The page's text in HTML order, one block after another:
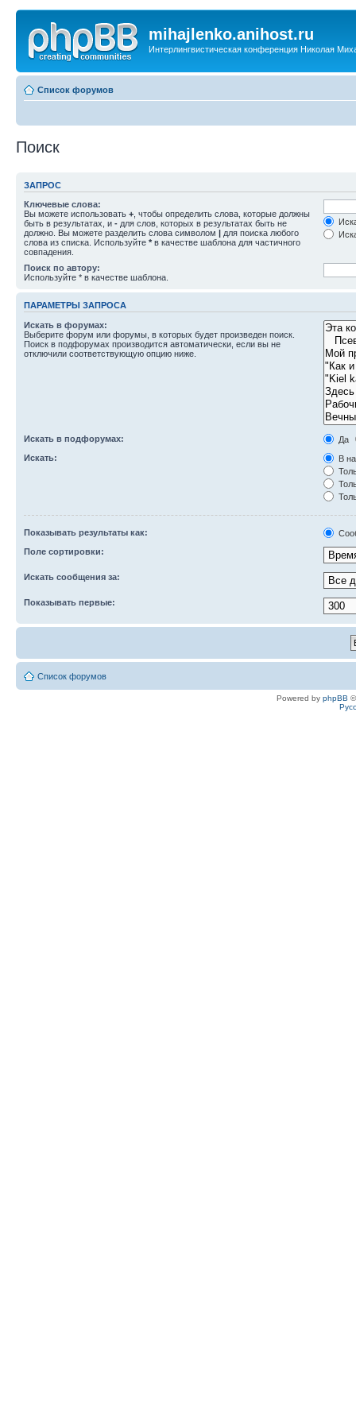
mihajlenko.anihost.ru
Интерлингвистическая конференция Николая
Список форумов
Поиск
ЗАПРОС
Ключевые слова:
Вы можете использовать + , чтобы определить слова, которые должны
быть в результатах, и - для слов, которых в результатах быть не
должно. Вы можете разделить слова символом | для поиска любого
слова из списка. Используйте * в качестве шаблона для частичного
совпадения.
Поиск по автору:
Используйте * в качестве шаблона.
ПАРАМЕТРЫ ЗАПРОСА
Искать в форумах:
Выберите форум или форумы, в которых будет произведен поиск.
Поиск в подфорумах производится автоматически, если вы не
отключили соответствующую опцию ниже.
Искать в подфорумах:
Да
Искать:
В
Показывать результаты как:
Поле сортировки:
Искать сообщения за:
Показывать первые:
Список форумов
Powered by phpBB